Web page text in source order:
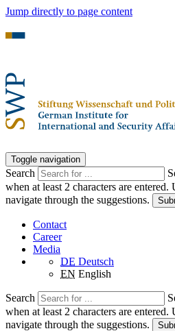
Jump directly to page content
Toggle navigation
Search
when at least 2 characters are
navigate through the suggestions.
Contact
Career
Media
DE Deutsch
EN English
Search
when at least 2 characters are
navigate through the suggestions.